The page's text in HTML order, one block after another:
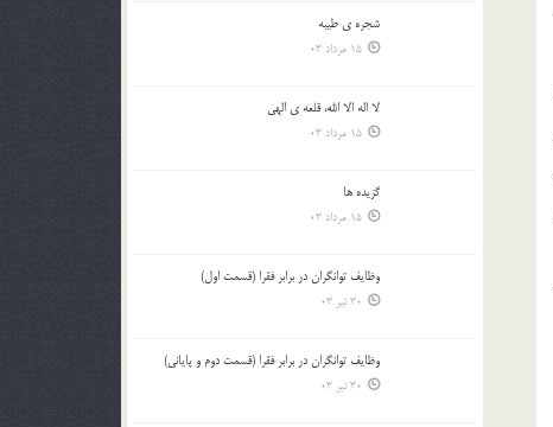
شجره ي طيبه
15 مرداد 03
لا اله الا الله، قلعه ي الهي
15 مرداد 03
گزيده ها
15 مرداد 03
وظایف توانگران در برابر فقرا (قسمت اول)
30 تیر 03
وظایف توانگران در برابر فقرا (قسمت دوم و پایانی)
30 تیر 03